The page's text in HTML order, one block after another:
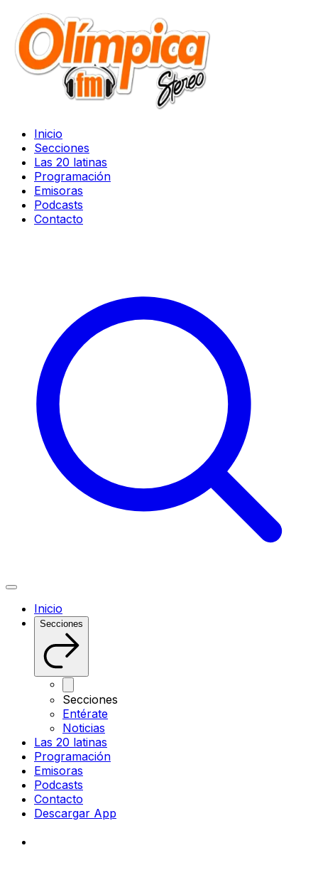
Inicio
Secciones
Las 20 latinas
Programación
Emisoras
Podcasts
Contacto
Inicio
Secciones
Secciones
Entérate
Noticias
Las 20 latinas
Programación
Emisoras
Podcasts
Contacto
Descargar App